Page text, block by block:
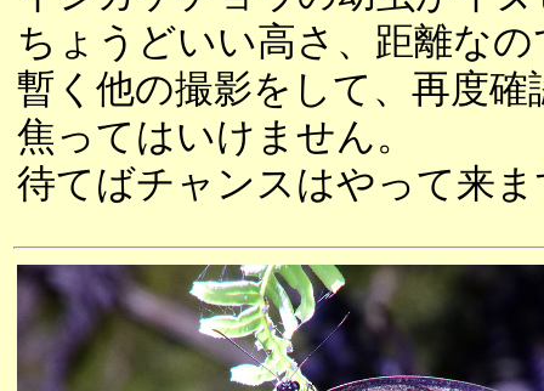
ちょうどいい高さ、距離な
暫く他の撮影をして、再度
焦ってはいけません。
待てばチャンスはやって来